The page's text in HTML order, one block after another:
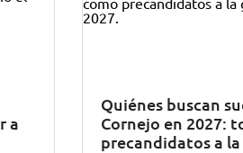
a
Quiénes buscan
Cornejo en 2027:
precandidatos a